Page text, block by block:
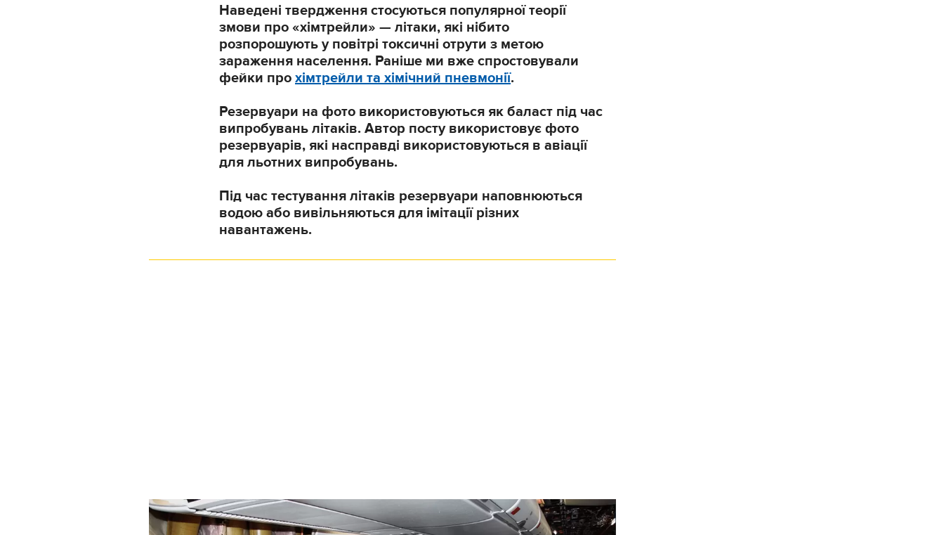
Наведені твердження стосуються популярної теорії
змови про «хімтрейли» — літаки, які нібито
розпорошують у повітрі токсичні отрути з метою
зараження населення. Раніше ми вже спростовували
фейки про хімтрейли та хімічний пневмонії.
Резервуари на фото використовуються як баласт під час
випробувань літаків. Автор посту використовує фото
резервуарів, які насправді використовуються в авіації
для льотних випробувань.
Під час тестування літаків резервуари наповнюються
водою або вивільняються для імітації різних
навантажень.